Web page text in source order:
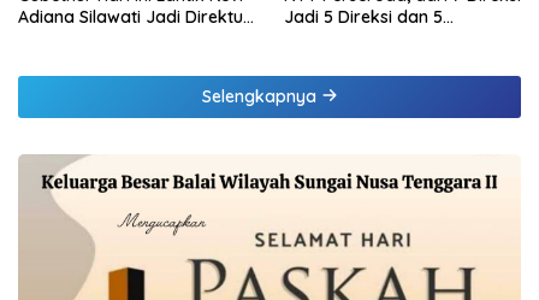
Adiana Silawati Jadi Direktur
Jadi 5 Direksi dan 5
Selengkapnya